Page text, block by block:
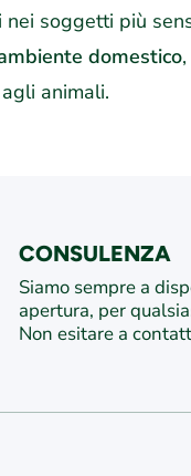
soggetti più
domestico
animali.
CONSULENZA
Siamo sempre a
apertura, per
Non esitare a